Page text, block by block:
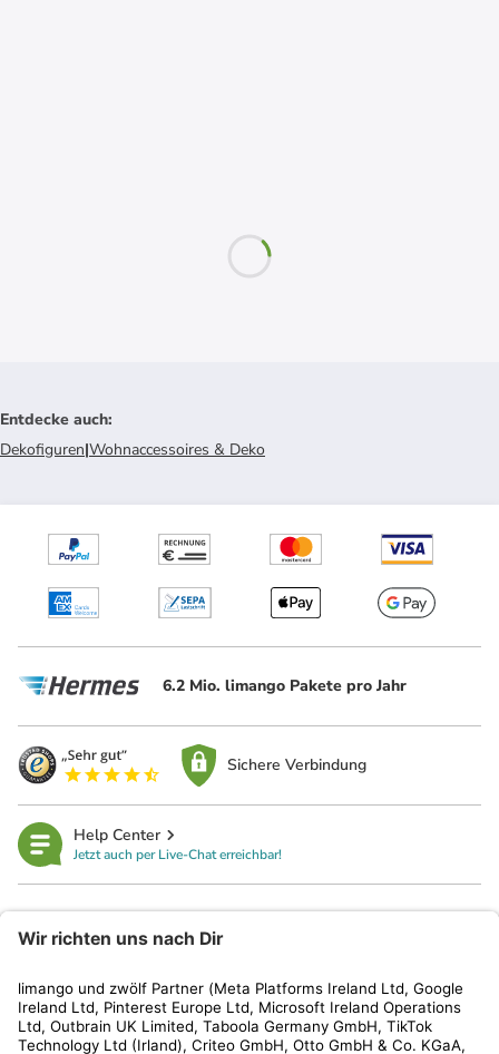
Entdecke auch:
Dekofiguren|Wohnaccessoires & Deko
6.2 Mio. limango Pakete pro Jahr
Sichere Verbindung
Help Center
Jetzt auch per Live-Chat erreichbar!
Kundenservice